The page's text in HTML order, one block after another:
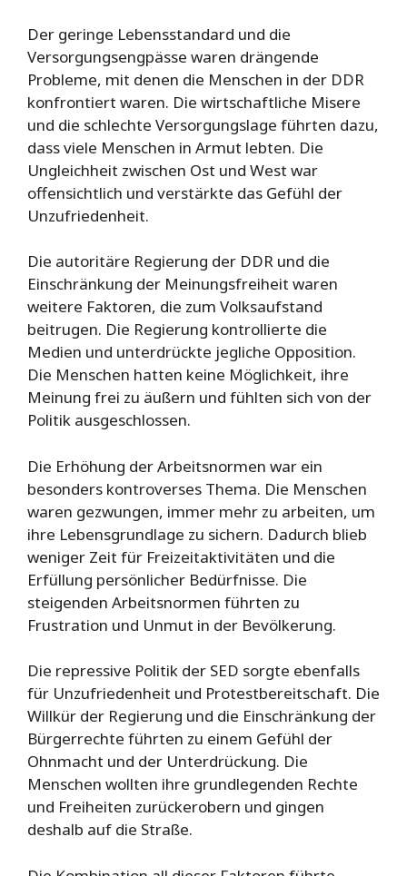
Der geringe Lebensstandard und die
Versorgungsengpässe waren drängende
Probleme, mit denen die Menschen in der DDR
konfrontiert waren. Die wirtschaftliche Misere
und die schlechte Versorgungslage führten dazu,
dass viele Menschen in Armut lebten. Die
Ungleichheit zwischen Ost und West war
offensichtlich und verstärkte das Gefühl der
Unzufriedenheit.
Die autoritäre Regierung der DDR und die
Einschränkung der Meinungsfreiheit waren
weitere Faktoren, die zum Volksaufstand
beitrugen. Die Regierung kontrollierte die
Medien und unterdrückte jegliche Opposition.
Die Menschen hatten keine Möglichkeit, ihre
Meinung frei zu äußern und fühlten sich von der
Politik ausgeschlossen.
Die Erhöhung der Arbeitsnormen war ein
besonders kontroverses Thema. Die Menschen
waren gezwungen, immer mehr zu arbeiten, um
ihre Lebensgrundlage zu sichern. Dadurch blieb
weniger Zeit für Freizeitaktivitäten und die
Erfüllung persönlicher Bedürfnisse. Die
steigenden Arbeitsnormen führten zu
Frustration und Unmut in der Bevölkerung.
Die repressive Politik der SED sorgte ebenfalls
für Unzufriedenheit und Protestbereitschaft. Die
Willkür der Regierung und die Einschränkung der
Bürgerrechte führten zu einem Gefühl der
Ohnmacht und der Unterdrückung. Die
Menschen wollten ihre grundlegenden Rechte
und Freiheiten zurückerobern und gingen
deshalb auf die Straße.